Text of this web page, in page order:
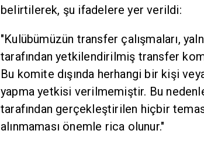
belirtilerek, şu ifadelere yer verildi:
"Kulübümüzün transfer çalışmaları,
tarafından yetkilendirilmiş transfer
Bu komite dışında herhangi bir kişi
yapma yetkisi verilmemiştir. Bu
tarafından gerçekleştirilen hiçbir
alınmaması önemle rica olunur."